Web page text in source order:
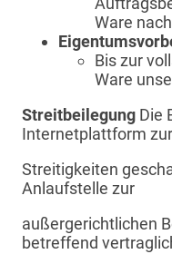
Ware
Bis zur
Ware
Streitbeilegung Die
Internetplattform
Streitigkeiten
Anlaufstelle zur
außergerichtlichen
betreffend